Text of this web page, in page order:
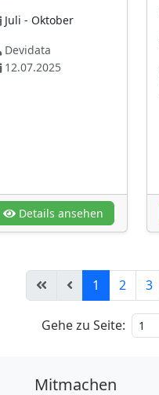
Juli - Oktober
Devidata
12.07.2025
Details ansehen
1 2 3
Gehe zu Seite:
Mitmachen